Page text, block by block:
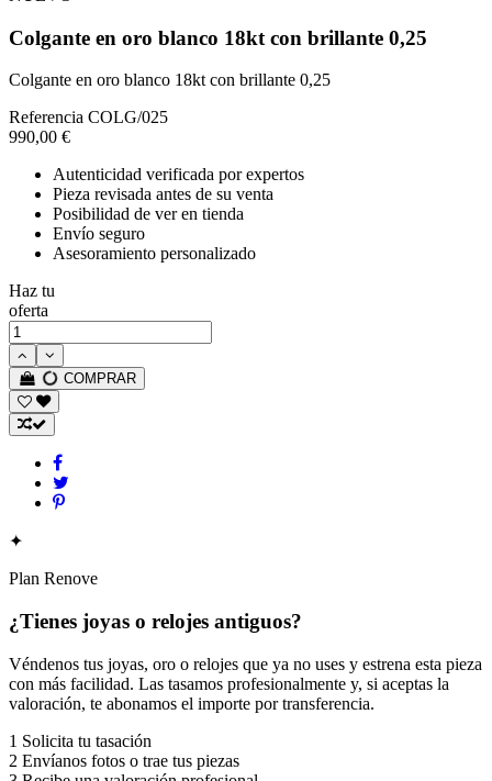
Colgante en oro blanco 18kt con brillante 0,25
Colgante en oro blanco 18kt con brillante 0,25
Referencia COLG/025
990,00 €
Autenticidad verificada por expertos
Pieza revisada antes de su venta
Posibilidad de ver en tienda
Envío seguro
Asesoramiento personalizado
Haz tu
oferta
COMPRAR
✦
Plan Renove
¿Tienes joyas o relojes antiguos?
Véndenos tus joyas, oro o relojes que ya no uses y estrena esta pieza
con más facilidad. Las tasamos profesionalmente y, si aceptas la
valoración, te abonamos el importe por transferencia.
1 Solicita tu tasación
2 Envíanos fotos o trae tus piezas